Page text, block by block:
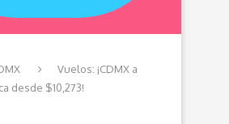
Vuelos: ¡CDMX a
desde $10,273!